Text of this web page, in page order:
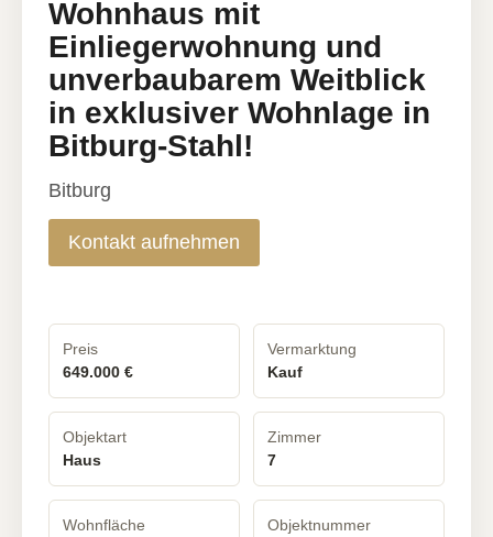
Wohnhaus mit
Einliegerwohnung und
unverbaubarem Weitblick
in exklusiver Wohnlage in
Bitburg-Stahl!
Bitburg
Kontakt aufnehmen
Preis
649.000 €
Vermarktung
Kauf
Objektart
Haus
Zimmer
7
Wohnfläche
Objektnummer